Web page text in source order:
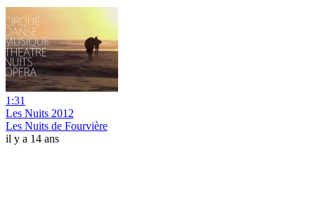
1:31
Les Nuits 2012
Les Nuits de Fourvière
il y a 14 ans